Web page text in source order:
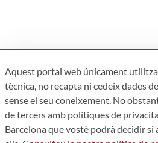
Aquest portal web únicament
tècnica, no recapta ni cedeix dades
sense el seu coneixement. No
de tercers amb polítiques de
Barcelona que vostè podrà decidir si